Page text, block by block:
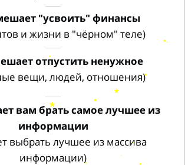
"усвоить" финансы
и жизни в "чёрном" теле)
отпустить ненужное
вещи, людей, отношения)
вам брать самое лучшее из
информации
выбрать лучшее из массива
информации)